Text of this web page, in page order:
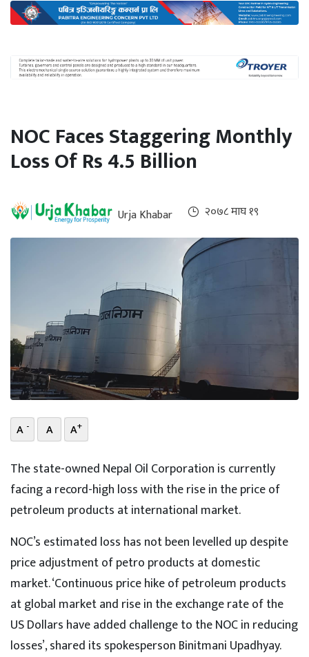
ऊर्जा
दक्षता
खबर
हरित
इभी
सम्पादकीय
भिडियो
छापा
खोज
प्रोफाइल
विशेष
NOC Faces Staggering Monthly
Loss Of Rs 4.5 Billion
Urja Khabar २०७८ माघ १९
A - A A+
The state-owned Nepal Oil Corporation is currently
facing a record-high loss with the rise in the price of
petroleum products at international market.
NOC’s estimated loss has not been levelled up despite
price adjustment of petro products at domestic
market. ‘Continuous price hike of petroleum products
at global market and rise in the exchange rate of the
US Dollars have added challenge to the NOC in reducing
losses’, shared its spokesperson Binitmani Upadhyay.